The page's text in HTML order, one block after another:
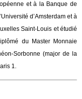
et à la Banque de
d’Amsterdam et à
Saint-Louis et étudié
du Master Monnaie
Sorbonne (major de la
1.